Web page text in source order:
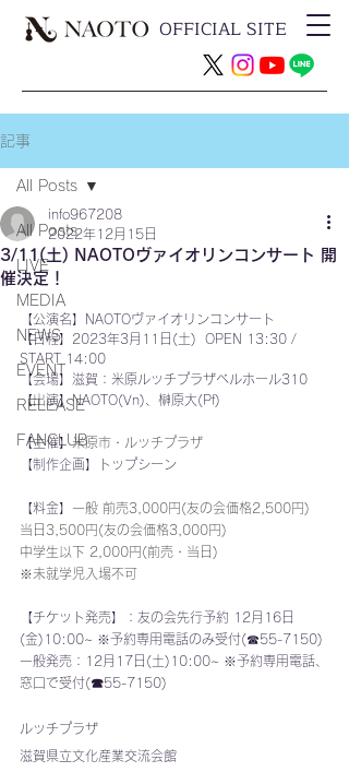
OFFICIAL SITE
記事
All Posts
LIVE
MEDIA
NEWS
EVENT
RELEASE
FANCLUB
All Posts
3/11(土) NAOTOヴァイオリンコンサート 開
催決定！
info967208
2022年12月15日
【公演名】NAOTOヴァイオリンコンサート
【日程】2023年3月11日(土)  OPEN 13:30 /
START 14:00
【会場】滋賀：米原 ルッチプラザベルホール310
【出演】NAOTO(Vn)、榊原大(Pf)
【主催】米原市・ルッチプラザ
【制作企画】トップシーン
【料金】 一般 前売3,000円(友の会価格2,500円)
当日3,500円(友の会価格3,000円)
中学生以下 2,000円(前売・当日)
※未就学児入場不可
【チケット発売】： 友の会先行予約 12月16日
(金)10:00~ ※予約専用電話のみ受付(☎55-7150)
一般発売：12月17日(土)10:00~ ※予約専用電話、
窓口で受付(☎55-7150)
ルッチプラザ
滋賀県立文化産業交流会館